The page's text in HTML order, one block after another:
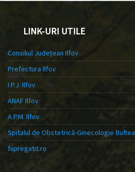
LINK-URI UTILE
Consiliul Județean Ilfov
Prefectura Ilfov
I.P.J. Ilfov
ANAF Ilfov
A.P.M. Ilfov
Spitalul de Obstetrică-Ginecologie Buftea
fiipregatit.ro